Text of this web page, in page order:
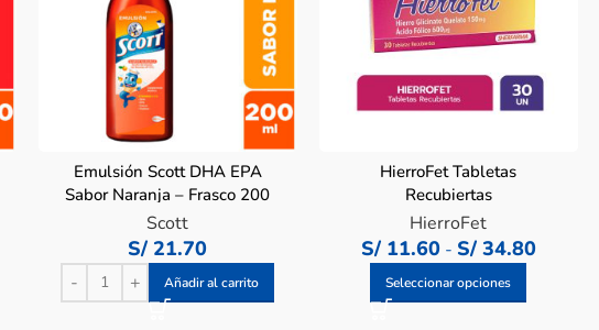
Emulsión Scott DHA EPA
Sabor Naranja – Frasco 200
ML
Scott
S/ 21.70
Añadir al carrito
HierroFet Tabletas
Recubiertas
HierroFet
S/11.60 - S/34.80
Seleccionar opciones